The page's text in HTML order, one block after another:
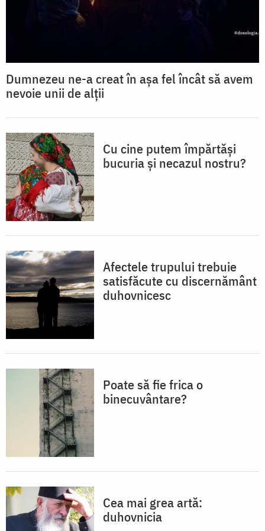
Dumnezeu ne-a creat în așa fel încât să avem
nevoie unii de alții
Cu cine putem împărtăși
bucuria și necazul nostru?
Afectele trupului trebuie
satisfăcute cu discernământ
duhovnicesc
Poate să fie frica o
binecuvântare?
Cea mai grea artă:
duhovnicia